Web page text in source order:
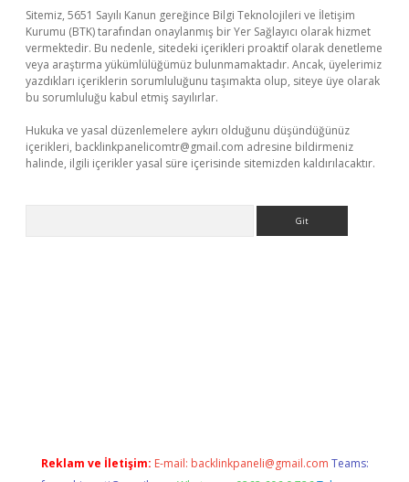
Sitemiz, 5651 Sayılı Kanun gereğince Bilgi Teknolojileri ve İletişim
Kurumu (BTK) tarafından onaylanmış bir Yer Sağlayıcı olarak hizmet
vermektedir. Bu nedenle, sitedeki içerikleri proaktif olarak denetleme
veya araştırma yükümlülüğümüz bulunmamaktadır. Ancak, üyelerimiz
yazdıkları içeriklerin sorumluluğunu taşımakta olup, siteye üye olarak
bu sorumluluğu kabul etmiş sayılırlar.
Hukuka ve yasal düzenlemelere aykırı olduğunu düşündüğünüz
içerikleri, backlinkpanelicomtr@gmail.com adresine bildirmeniz
halinde, ilgili içerikler yasal süre içerisinde sitemizden kaldırılacaktır.
Reklam ve İletişim: E-mail: backlinkpaneli@gmail.com Teams: